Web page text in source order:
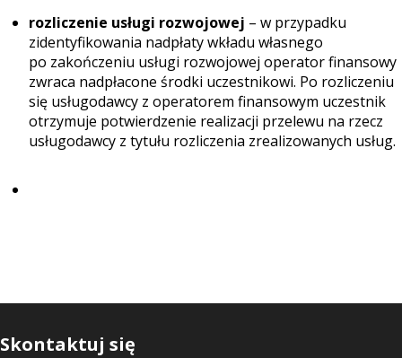
rozliczenie usługi rozwojowej – w przypadku
zidentyfikowania nadpłaty wkładu własnego
po zakończeniu usługi rozwojowej operator finansowy
zwraca nadpłacone środki uczestnikowi. Po rozliczeniu
się usługodawcy z operatorem finansowym uczestnik
otrzymuje potwierdzenie realizacji przelewu na rzecz
usługodawcy z tytułu rozliczenia zrealizowanych usług.
Skontaktuj się